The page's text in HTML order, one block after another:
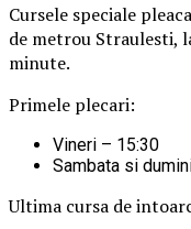
Cursele speciale
de metrou Straulesti,
minute.
Primele plecari:
Vineri – 15:30
Sambata si
Ultima cursa de